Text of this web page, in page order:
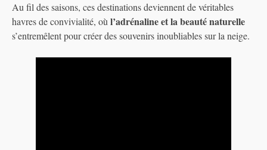
Au fil des saisons, ces destinations deviennent de véritables
havres de convivialité, où l’adrénaline et la beauté naturelle
s’entremêlent pour créer des souvenirs inoubliables sur la neige.